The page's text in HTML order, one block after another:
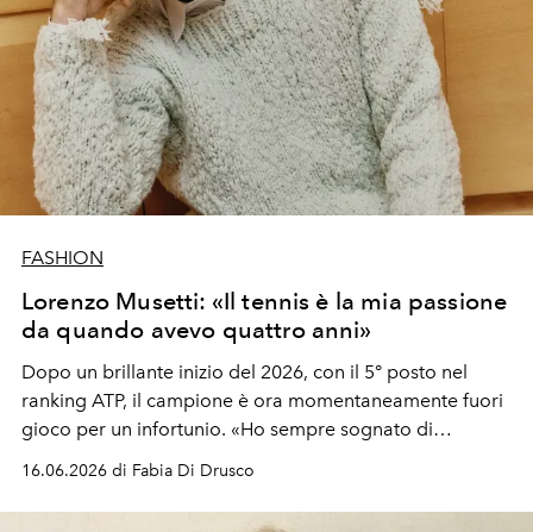
FASHION
Lorenzo Musetti: «Il tennis è la mia passione
da quando avevo quattro anni»
Dopo un brillante inizio del 2026, con il 5° posto nel
ranking ATP, il campione è ora momentaneamente fuori
gioco per un infortunio. «Ho sempre sognato di
16.06.2026 di Fabia Di Drusco